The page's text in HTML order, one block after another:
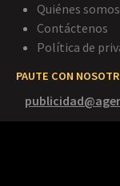
Quiénes somos
Contáctenos
Política de
PAUTE CON